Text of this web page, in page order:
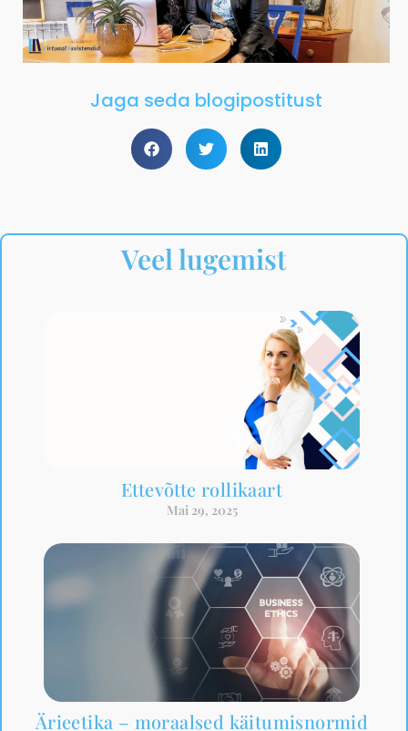
Jaga seda blogipostitust
Veel lugemist
Ettevõtte rollikaart
Mai 29, 2025
Ärieetika – moraalsed käitumisnormid